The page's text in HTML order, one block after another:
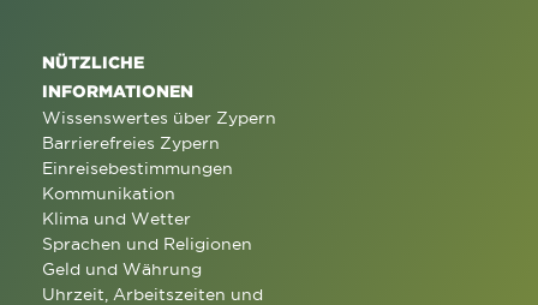
NÜTZLICHE
INFORMATIONEN
Wissenswertes über Zypern
Barrierefreies Zypern
Einreisebestimmungen
Kommunikation
Klima und Wetter
Sprachen und Religionen
Geld und Währung
Uhrzeit, Arbeitszeiten und